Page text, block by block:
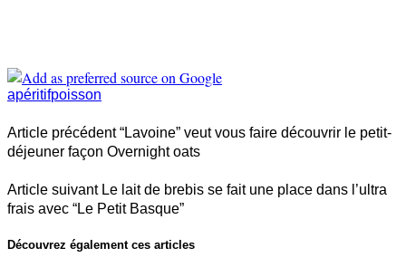
apéritifpoisson
Article précédent “Lavoine” veut vous faire découvrir le petit-
déjeuner façon Overnight oats
Article suivant Le lait de brebis se fait une place dans l’ultra
frais avec “Le Petit Basque”
Découvrez également ces articles